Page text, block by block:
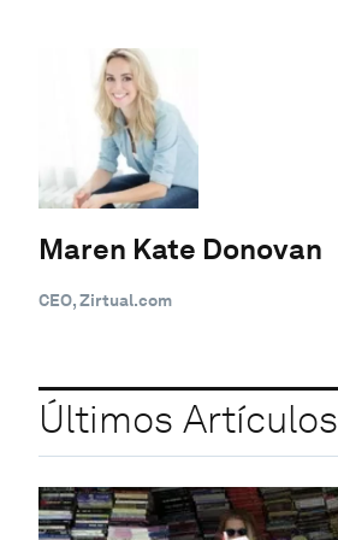
Maren Kate Donovan
CEO, Zirtual.com
Últimos Artículos